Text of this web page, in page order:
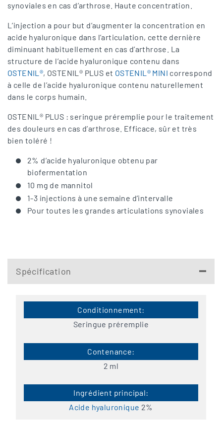
synoviales en cas d’arthrose. Haute concentration.
L’injection a pour but d’augmenter la concentration en
acide hyaluronique dans l’articulation, cette dernière
diminuant habituellement en cas d’arthrose. La
structure de l’acide hyaluronique contenu dans
OSTENIL®, OSTENIL® PLUS et OSTENIL® MINI correspond
à celle de l’acide hyaluronique contenu naturellement
dans le corps humain.
OSTENIL® PLUS : seringue préremplie pour le traitement
des douleurs en cas d’arthrose. Efficace, sûr et très
bien toléré !
2% d’acide hyaluronique obtenu par
biofermentation
10 mg de mannitol
1-3 injections à une semaine d’intervalle
Pour toutes les grandes articulations synoviales
Spécification
Seringue préremplie
2 ml
Acide hyaluronique 2%